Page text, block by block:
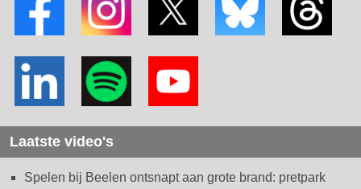
Laatste video's
Spelen bij Beelen ontsnapt aan grote brand: pretpark